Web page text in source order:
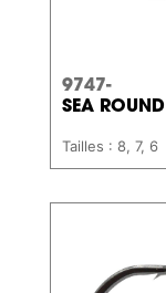
9747-
SEA ROUND
Tailles : 8, 7, 6